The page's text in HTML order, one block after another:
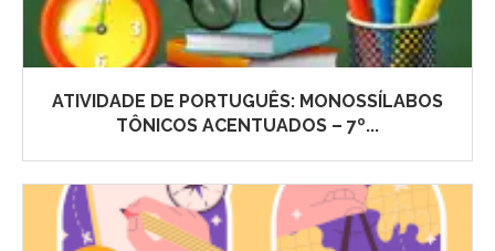
ATIVIDADE DE PORTUGUÊS: MONOSSÍLABOS
TÔNICOS ACENTUADOS – 7º...